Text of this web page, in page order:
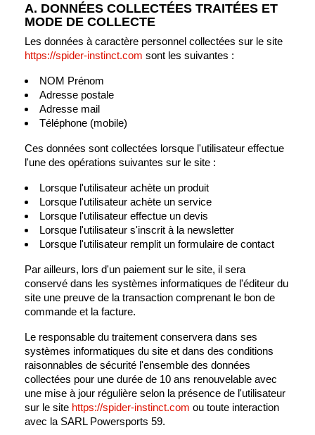
A. DONNÉES COLLECTÉES TRAITÉES ET
MODE DE COLLECTE
Les données à caractère personnel collectées sur le site
https://spider-instinct.com sont les suivantes :
NOM Prénom
Adresse postale
Adresse mail
Téléphone (mobile)
Ces données sont collectées lorsque l'utilisateur effectue
l'une des opérations suivantes sur le site :
Lorsque l'utilisateur achète un produit
Lorsque l'utilisateur achète un service
Lorsque l'utilisateur effectue un devis
Lorsque l'utilisateur s'inscrit à la newsletter
Lorsque l'utilisateur remplit un formulaire de contact
Par ailleurs, lors d'un paiement sur le site, il sera
conservé dans les systèmes informatiques de l'éditeur du
site une preuve de la transaction comprenant le bon de
commande et la facture.
Le responsable du traitement conservera dans ses
systèmes informatiques du site et dans des conditions
raisonnables de sécurité l'ensemble des données
collectées pour une durée de 10 ans renouvelable avec
une mise à jour régulière selon la présence de l'utilisateur
sur le site https://spider-instinct.com ou toute interaction
avec la SARL Powersports 59.